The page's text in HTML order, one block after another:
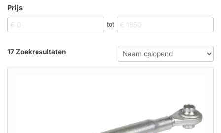
Prijs
tot
17 Zoekresultaten